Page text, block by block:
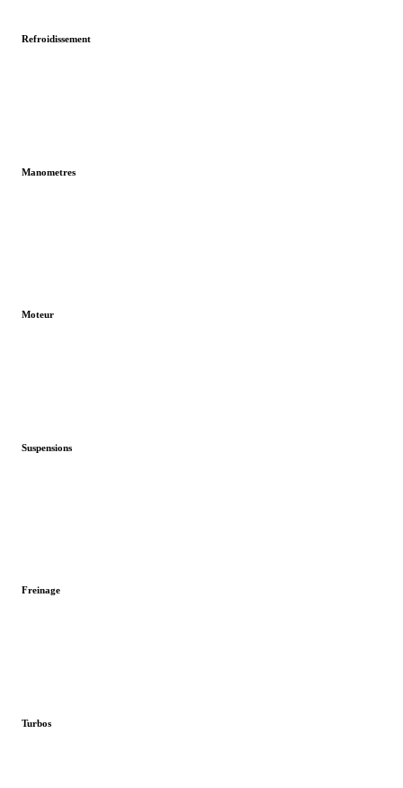
Refroidissement
Manometres
Moteur
Suspensions
Freinage
Turbos